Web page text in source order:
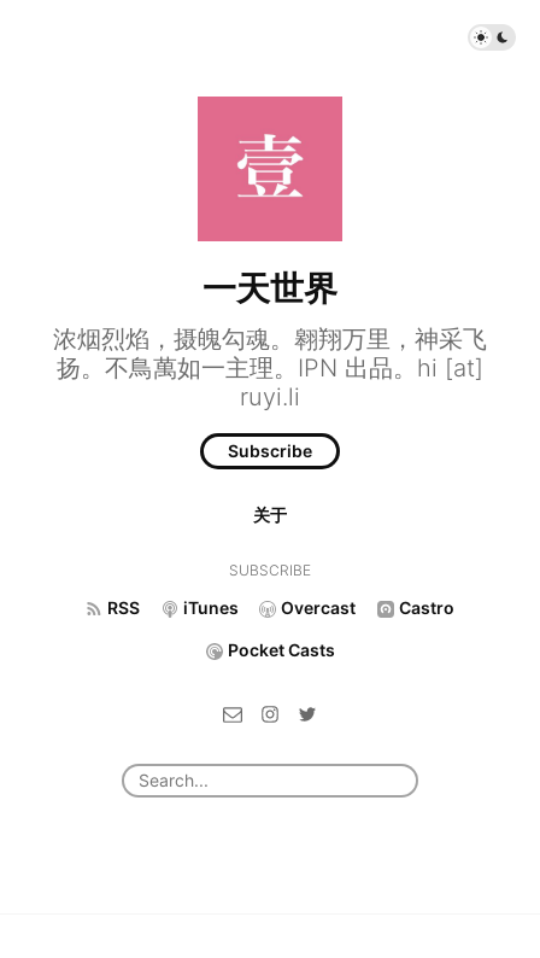
一天世界
浓烟烈焰，摄魄勾魂。翱翔万里，神采飞
扬。不鳥萬如一主理。IPN 出品。hi [at]
ruyi.li
Subscribe
关于
SUBSCRIBE
RSS iTunes Overcast Castro
Pocket Casts